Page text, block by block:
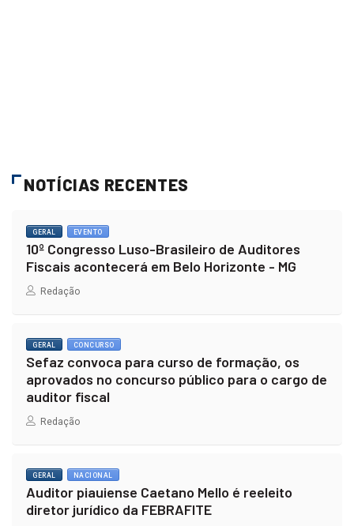
NOTÍCIAS RECENTES
GERAL EVENTO
10º Congresso Luso-Brasileiro de Auditores
Fiscais acontecerá em Belo Horizonte - MG
Redação
GERAL CONCURSO
Sefaz convoca para curso de formação, os
aprovados no concurso público para o cargo de
auditor fiscal
Redação
GERAL NACIONAL
Auditor piauiense Caetano Mello é reeleito
diretor jurídico da FEBRAFITE